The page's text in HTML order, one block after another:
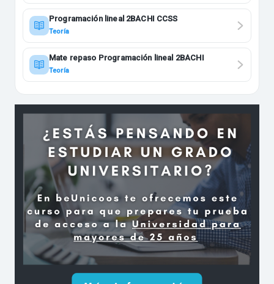
Programación lineal 2BACHI CCSS
Teoría
Mate repaso Programación lineal 2BACHI
Teoría